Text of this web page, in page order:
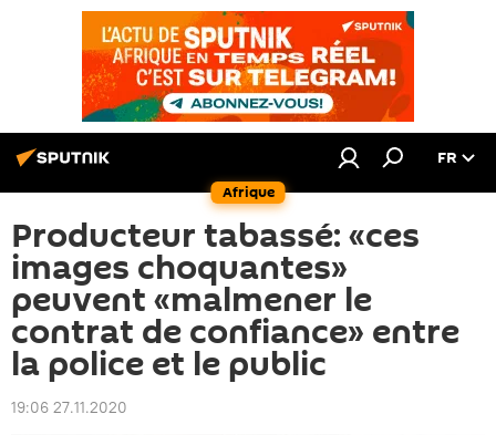
Afrique
FR
Producteur tabassé: «ces
images choquantes»
peuvent «malmener le
contrat de confiance» entre
la police et le public
19:06 27.11.2020